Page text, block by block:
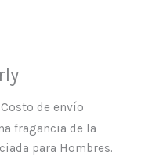
de envío
fragancia de la
para Hombres.